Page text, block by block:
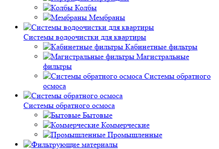
Колбы
Мембраны
Системы водоочистки для квартиры
Кабинетные фильтры
Магистральные
фильтры
Системы обратного
осмоса
Системы обратного осмоса
Бытовые
Коммерческие
Промышленные